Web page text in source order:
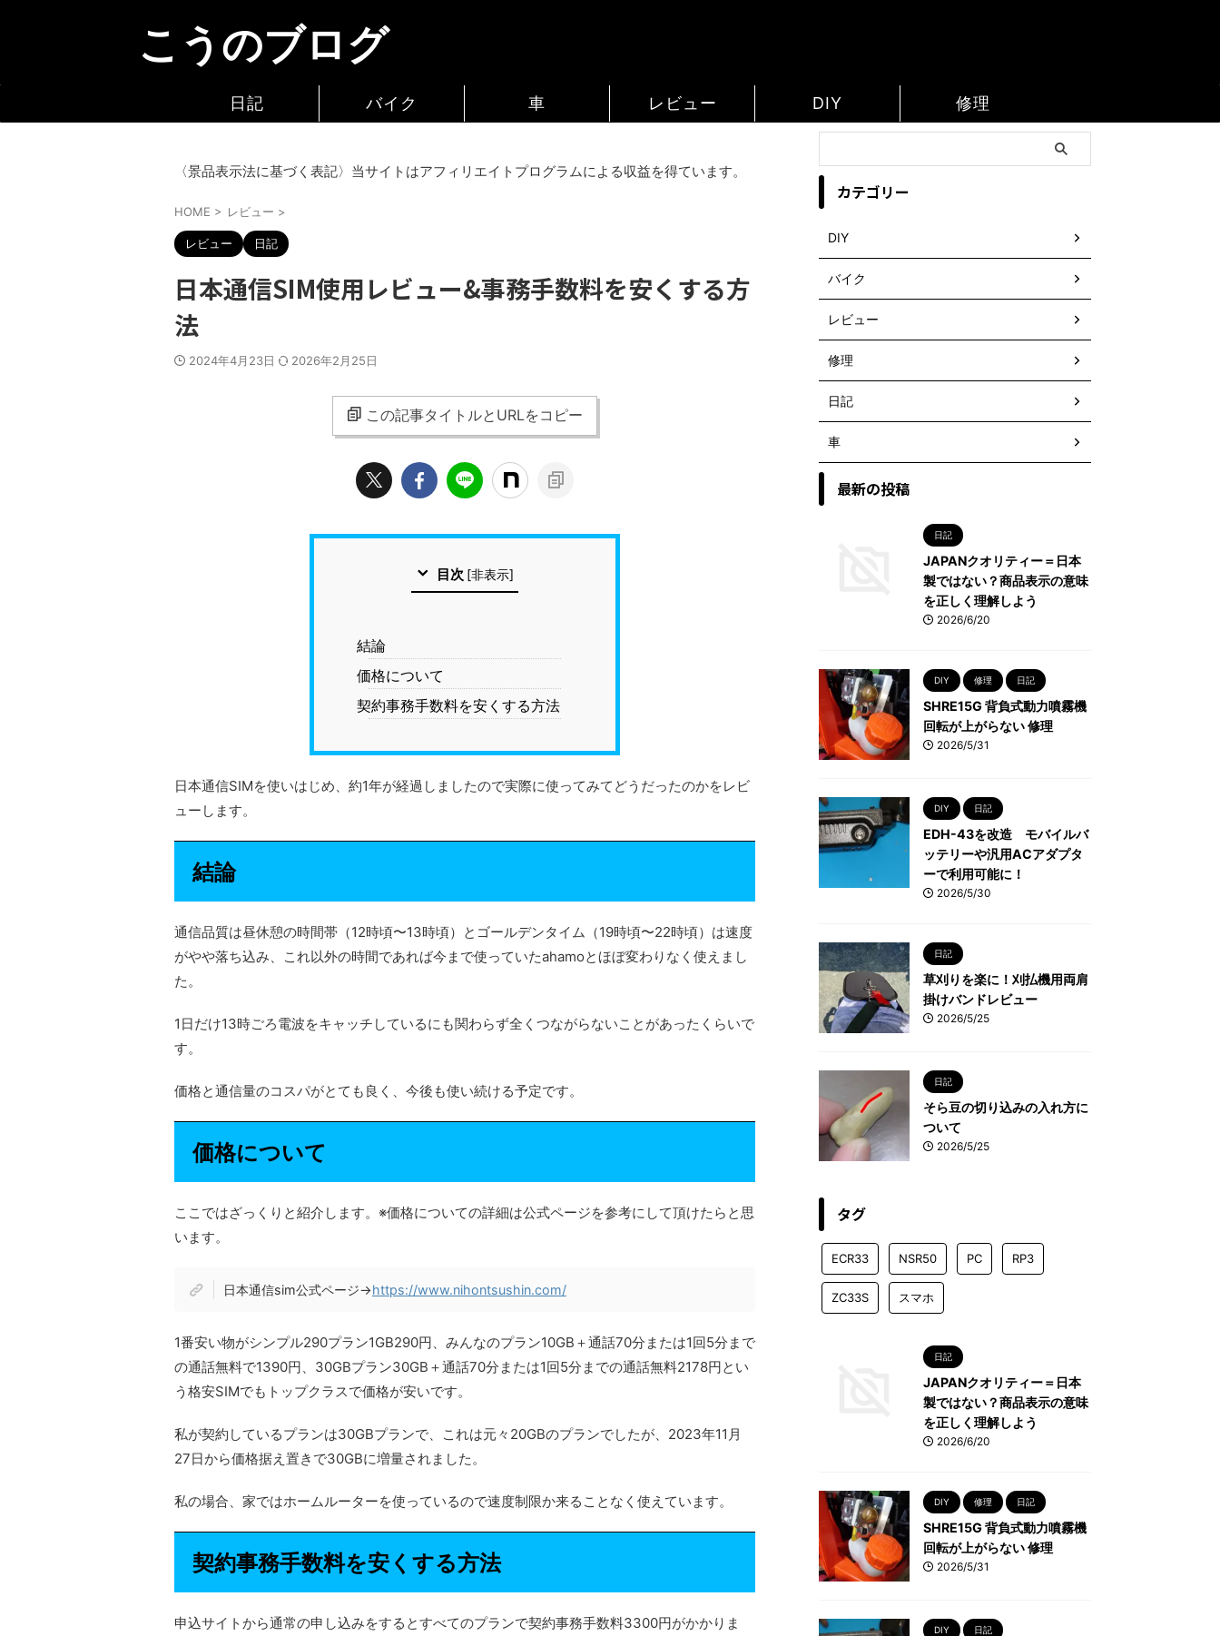
こうのブログ
日記 バイク 車 レビュー DIY 修理
〈景品表示法に基づく表記〉当サイトはアフィリエイトプログラムによる収益を得ています。
HOME > レビュー >
レビュー 日記
日本通信SIM使用レビュー&事務手数料を安くする方
法
2024年4月23日 2026年2月25日
この記事タイトルとURLをコピー
目次 [非表示]
結論
価格について
契約事務手数料を安くする方法
日本通信SIMを使いはじめ、約1年が経過しましたので実際に使ってみてどうだったのかをレビ
ューします。
結論
通信品質は昼休憩の時間帯（12時頃〜13時頃）とゴールデンタイム（19時頃〜22時頃）は速度
がやや落ち込み、これ以外の時間であれば今まで使っていたahamoとほぼ変わりなく使えまし
た。
1日だけ13時ごろ電波をキャッチしているにも関わらず全くつながらないことがあったくらいで
す。
価格と通信量のコスパがとても良く、今後も使い続ける予定です。
価格について
ここではざっくりと紹介します。※価格についての詳細は公式ページを参考にして頂けたらと思
います。
日本通信sim公式ページ→https://www.nihontsushin.com/
1番安い物がシンプル290プラン1GB290円、みんなのプラン10GB＋通話70分または1回5分まで
の通話無料で1390円、30GBプラン30GB＋通話70分または1回5分までの通話無料2178円とい
う格安SIMでもトップクラスで価格が安いです。
私が契約しているプランは30GBプランで、これは元々20GBのプランでしたが、2023年11月
27日から価格据え置きで30GBに増量されました。
私の場合、家ではホームルーターを使っているので速度制限か来ることなく使えています。
契約事務手数料を安くする方法
申込サイトから通常の申し込みをするとすべてのプランで契約事務手数料3300円がかかりま
カテゴリー
DIY
バイク
レビュー
修理
日記
車
最新の投稿
日記
JAPANクオリティー＝日本
製ではない？商品表示の意味
を正しく理解しよう
2026/6/20
DIY 修理 日記
SHRE15G 背負式動力噴霧機
回転が上がらない 修理
2026/5/31
DIY 日記
EDH-43を改造 モバイルバ
ッテリーや汎用ACアダプタ
ーで利用可能に！
2026/5/30
日記
草刈りを楽に！刈払機用両肩
掛けバンドレビュー
2026/5/25
日記
そら豆の切り込みの入れ方に
ついて
2026/5/25
タグ
ECR33 NSR50 PC RP3
ZC33S スマホ
日記
JAPANクオリティー＝日本
製ではない？商品表示の意味
を正しく理解しよう
2026/6/20
DIY 修理 日記
SHRE15G 背負式動力噴霧機
回転が上がらない 修理
2026/5/31
DIY 日記